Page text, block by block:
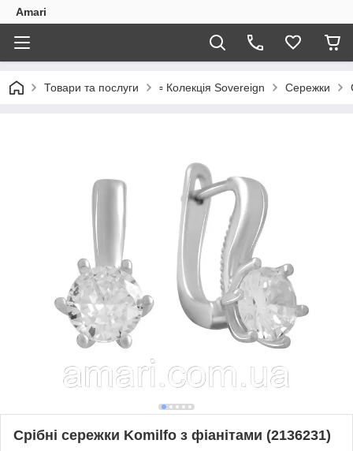
Amari
Товари та послуги ▫️ Колекція Sovereign Сережки
Срібні сережки Komilfo з фіанітами (2136231)